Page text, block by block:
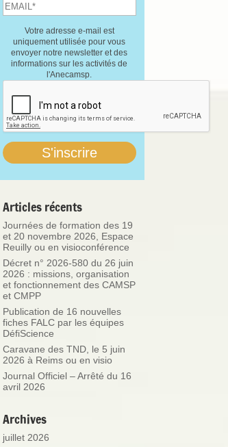
Votre adresse e-mail est
uniquement utilisée pour vous
envoyer notre newsletter et des
informations sur les activités de
l'Anecamsp.
Articles récents
Journées de formation des 19
et 20 novembre 2026, Espace
Reuilly ou en visioconférence
Décret n° 2026-580 du 26 juin
2026 : missions, organisation
et fonctionnement des CAMSP
et CMPP
Publication de 16 nouvelles
fiches FALC par les équipes
DéfiScience
Caravane des TND, le 5 juin
2026 à Reims ou en visio
Journal Officiel – Arrêté du 16
avril 2026
Archives
juillet 2026